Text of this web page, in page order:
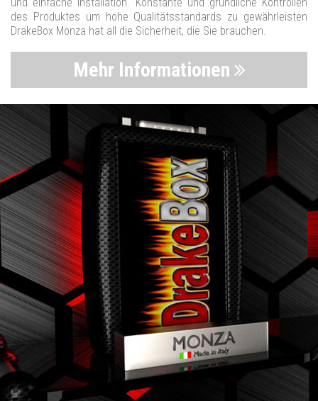
des Produktes um hohe Qualitätsstandards zu gewährleisten
DrakeBox Monza hat all die Sicherheit, die Sie brauchen.
Mehr Informationen